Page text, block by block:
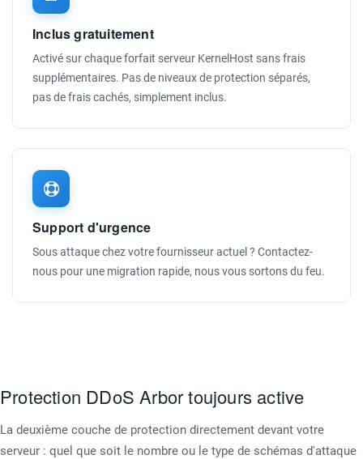
Inclus gratuitement
Activé sur chaque forfait serveur KernelHost sans frais
supplémentaires. Pas de niveaux de protection séparés,
pas de frais cachés, simplement inclus.
Support d'urgence
Sous attaque chez votre fournisseur actuel ? Contactez-
nous pour une migration rapide, nous vous sortons du feu.
Protection DDoS Arbor toujours active
La deuxième couche de protection directement devant votre
serveur : quel que soit le nombre ou le type de schémas d'attaque